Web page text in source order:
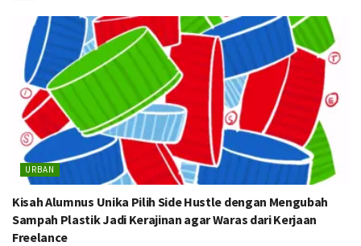
URBAN
Kisah Alumnus Unika Pilih Side Hustle dengan Mengubah
Sampah Plastik Jadi Kerajinan agar Waras dari Kerjaan
Freelance